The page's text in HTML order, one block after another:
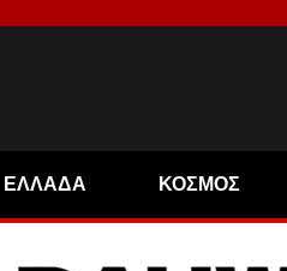
ΕΛΛΑΔΑ ΚΟΣΜΟΣ